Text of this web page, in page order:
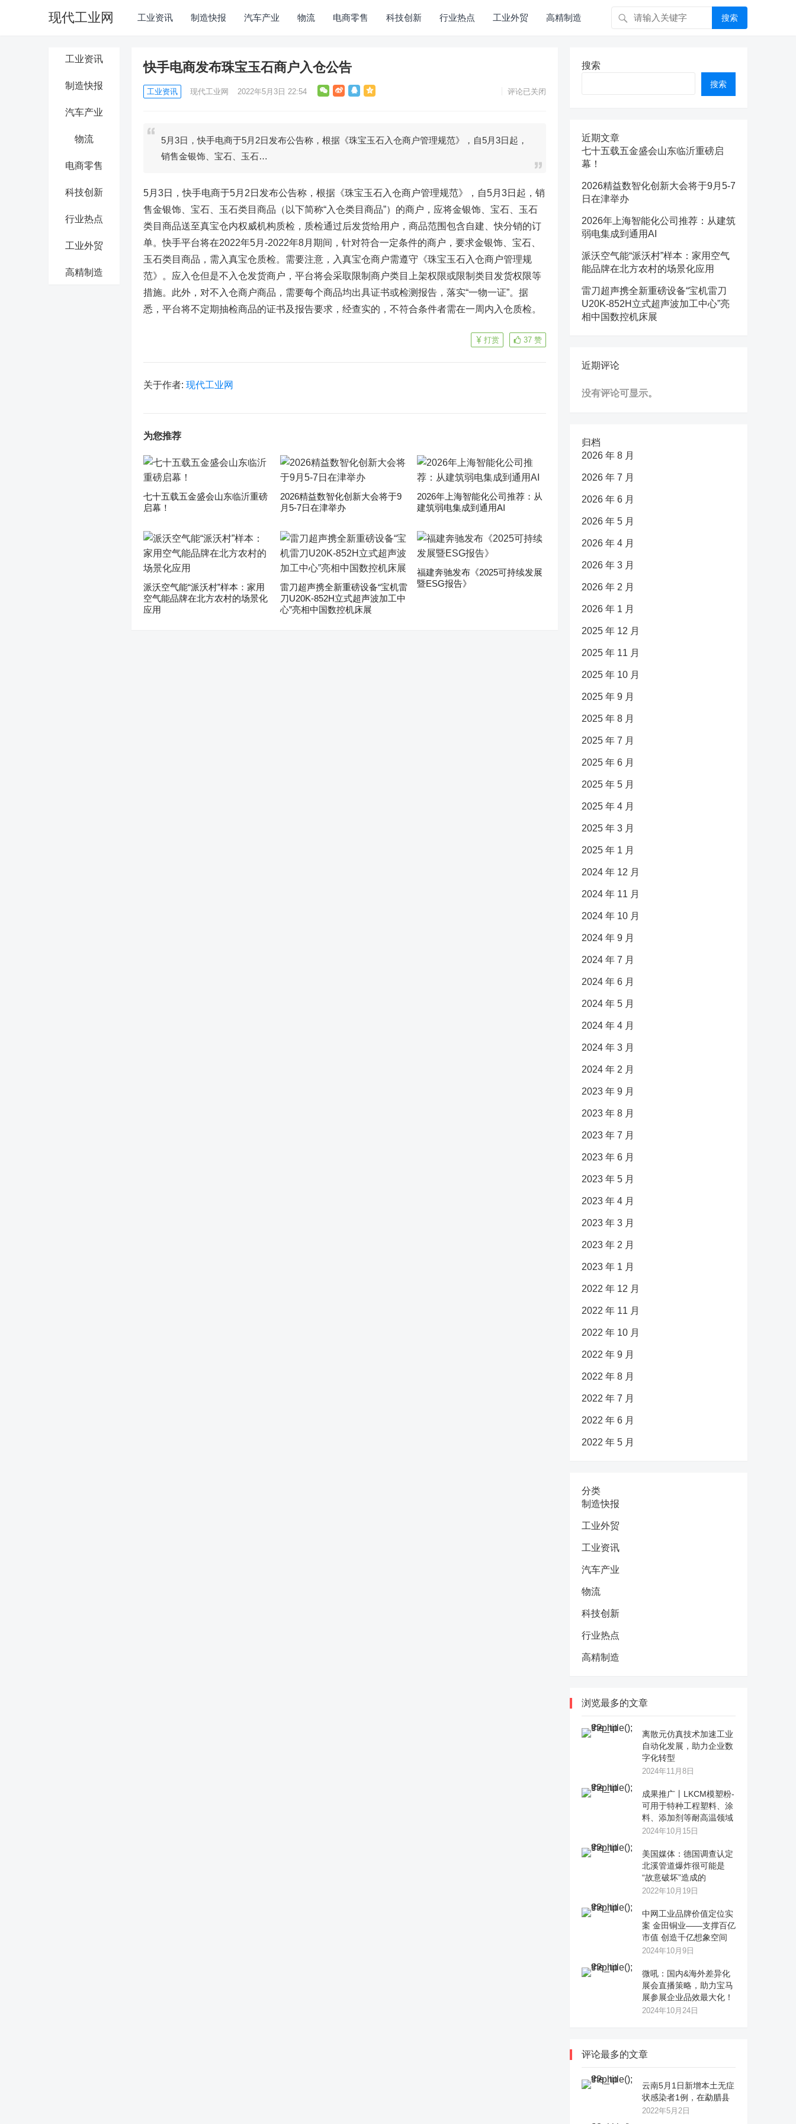
现代工业网 工业资讯 制造快报 汽车产业 物流 电商零售 科技创新 行业热点 工业外贸 高精制造 搜索
工业资讯
制造快报
汽车产业
物流
电商零售
科技创新
行业热点
工业外贸
高精制造
快手电商发布珠宝玉石商户入仓公告
工业资讯 现代工业网 2022年5月3日 22:54 评论已关闭
5月3日，快手电商于5月2日发布公告称，根据《珠宝玉石入仓商户管理规范》，自5月3日起，
销售金银饰、宝石、玉石…
5月3日，快手电商于5月2日发布公告称，根据《珠宝玉石入仓商户管理规范》，自5月3日起，销
售金银饰、宝石、玉石类目商品（以下简称“入仓类目商品”）的商户，应将金银饰、宝石、玉石
类目商品送至真宝仓内权威机构质检，质检通过后发货给用户，商品范围包含自建、快分销的订
单。快手平台将在2022年5月-2022年8月期间，针对符合一定条件的商户，要求金银饰、宝石、
玉石类目商品，需入真宝仓质检。需要注意，入真宝仓商户需遵守《珠宝玉石入仓商户管理规
范》。应入仓但是不入仓发货商户，平台将会采取限制商户类目上架权限或限制类目发货权限等
措施。此外，对不入仓商户商品，需要每个商品均出具证书或检测报告，落实“一物一证”。据
悉，平台将不定期抽检商品的证书及报告要求，经查实的，不符合条件者需在一周内入仓质检。
37 赞
打赏
关于作者: 现代工业网
为您推荐
七十五载五金盛会山东临沂重磅
启幕！
2026精益数智化创新大会将于9
月5-7日在津举办
2026年上海智能化公司推荐：从
建筑弱电集成到通用AI
派沃空气能“派沃村”样本：家用
空气能品牌在北方农村的场景化
应用
雷刀超声携全新重磅设备“宝机雷
刀U20K-852H立式超声波加工中
心”亮相中国数控机床展
福建奔驰发布《2025可持续发展
暨ESG报告》
搜索
搜索
近期文章
七十五载五金盛会山东临沂重磅启
幕！
2026精益数智化创新大会将于9月5-7
日在津举办
2026年上海智能化公司推荐：从建筑
弱电集成到通用AI
派沃空气能“派沃村”样本：家用空气
能品牌在北方农村的场景化应用
雷刀超声携全新重磅设备“宝机雷刀
U20K-852H立式超声波加工中心”亮
相中国数控机床展
近期评论
没有评论可显示。
归档
2026 年 8 月
2026 年 7 月
2026 年 6 月
2026 年 5 月
2026 年 4 月
2026 年 3 月
2026 年 2 月
2026 年 1 月
2025 年 12 月
2025 年 11 月
2025 年 10 月
2025 年 9 月
2025 年 8 月
2025 年 7 月
2025 年 6 月
2025 年 5 月
2025 年 4 月
2025 年 3 月
2025 年 1 月
2024 年 12 月
2024 年 11 月
2024 年 10 月
2024 年 9 月
2024 年 7 月
2024 年 6 月
2024 年 5 月
2024 年 4 月
2024 年 3 月
2024 年 2 月
2023 年 9 月
2023 年 8 月
2023 年 7 月
2023 年 6 月
2023 年 5 月
2023 年 4 月
2023 年 3 月
2023 年 2 月
2023 年 1 月
2022 年 12 月
2022 年 11 月
2022 年 10 月
2022 年 9 月
2022 年 8 月
2022 年 7 月
2022 年 6 月
2022 年 5 月
分类
制造快报
工业外贸
工业资讯
汽车产业
物流
科技创新
行业热点
高精制造
浏览最多的文章
离散元仿真技术加速工业
自动化发展，助力企业数
字化转型
2024年11月8日
成果推广丨LKCM模塑粉-
可用于特种工程塑料、涂
料、添加剂等耐高温领域
2024年10月15日
美国媒体：德国调查认定
北溪管道爆炸很可能是
“故意破坏”造成的
2022年10月19日
中网工业品牌价值定位实
案 金田铜业——支撑百亿
市值 创造千亿想象空间
2024年10月9日
微吼：国内&海外差异化
展会直播策略，助力宝马
展参展企业品效最大化！
2024年10月24日
评论最多的文章
云南5月1日新增本土无症
状感染者1例，在勐腊县
2022年5月2日